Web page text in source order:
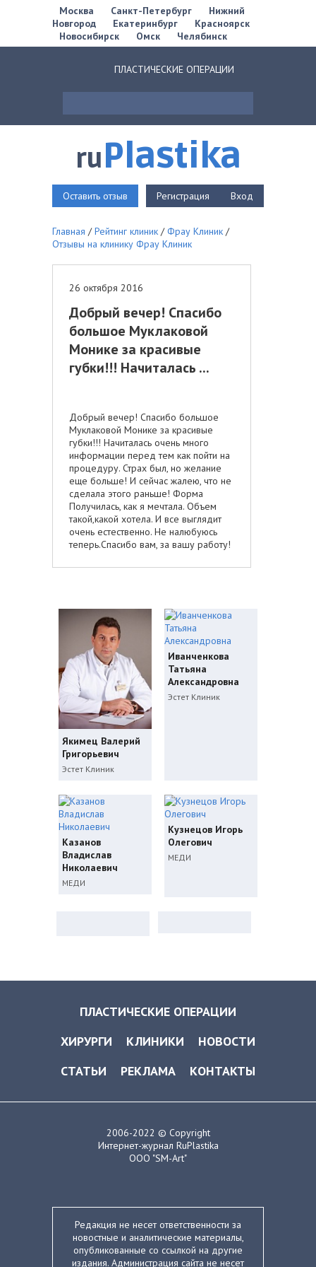
Москва Санкт-Петербург
Нижний
Новгород
Екатеринбург
Красноярск
Новосибирск
Омск Челябинск
ПЛАСТИЧЕСКИЕ ОПЕРАЦИИ
ruPlastika
Оставить отзыв Регистрация Вход
Главная /Рейтинг клиник /Фрау Клиник /
Отзывы на клинику Фрау Клиник
26 октября 2016
Добрый вечер! Спасибо
большое Муклаковой
Монике за красивые
губки!!! Начиталась ...
Добрый вечер! Спасибо большое
Муклаковой Монике за красивые
губки!!! Начиталась очень много
информации перед тем как пойти на
процедуру. Страх был, но желание
еще больше! И сейчас жалею, что не
сделала этого раньше! Форма
Получилась, как я мечтала. Объем
такой,какой хотела. И все выглядит
очень естественно. Не налюбуюсь
теперь.Спасибо вам, за вашу работу!
Якимец Валерий
Григорьевич
Эстет Клиник
Иванченкова
Татьяна
Александровна
Эстет Клиник
Казанов
Владислав
Николаевич
МЕДИ
Кузнецов Игорь
Олегович
МЕДИ
ПЛАСТИЧЕСКИЕ ОПЕРАЦИИ
ХИРУРГИ
КЛИНИКИ
НОВОСТИ
СТАТЬИ
РЕКЛАМА КОНТАКТЫ
2006-2022 © Copyright
Интернет-журнал RuPlastika
ООО "SM-Art"
Редакция не несет ответственности за
новостные и аналитические материалы,
опубликованные со ссылкой на другие
издания. Администрация сайта не несет